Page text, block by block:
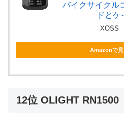
バイクサイクル
ドと
XOSS
Amazonで見
12位 OLIGHT RN1500